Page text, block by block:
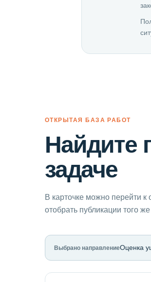
ОТКРЫТАЯ БАЗА РАБОТ
Найдите
задаче
В карточке можно перейти
отобрать публикации того
Выбрано направлениеОценка